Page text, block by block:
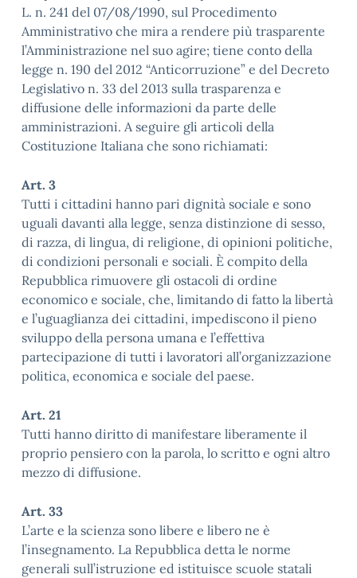
L. n. 241 del 07/08/1990, sul Procedimento
Amministrativo che mira a rendere più trasparente
l’Amministrazione nel suo agire; tiene conto della
legge n. 190 del 2012 “Anticorruzione” e del Decreto
Legislativo n. 33 del 2013 sulla trasparenza e
diffusione delle informazioni da parte delle
amministrazioni. A seguire gli articoli della
Costituzione Italiana che sono richiamati:
Art. 3
Tutti i cittadini hanno pari dignità sociale e sono
uguali davanti alla legge, senza distinzione di sesso,
di razza, di lingua, di religione, di opinioni politiche,
di condizioni personali e sociali. È compito della
Repubblica rimuovere gli ostacoli di ordine
economico e sociale, che, limitando di fatto la libertà
e l’uguaglianza dei cittadini, impediscono il pieno
sviluppo della persona umana e l’effettiva
partecipazione di tutti i lavoratori all’organizzazione
politica, economica e sociale del paese.
Art. 21
Tutti hanno diritto di manifestare liberamente il
proprio pensiero con la parola, lo scritto e ogni altro
mezzo di diffusione.
Art. 33
L’arte e la scienza sono libere e libero ne è
l’insegnamento. La Repubblica detta le norme
generali sull’istruzione ed istituisce scuole statali